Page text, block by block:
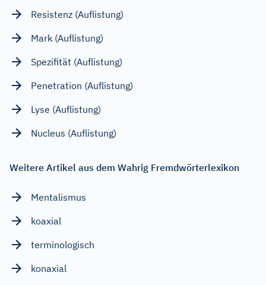
Resistenz (Auflistung)
Mark (Auflistung)
Spezifität (Auflistung)
Penetration (Auflistung)
Lyse (Auflistung)
Nucleus (Auflistung)
Weitere Artikel aus dem Wahrig Fremdwörterlexikon
Mentalismus
koaxial
terminologisch
konaxial